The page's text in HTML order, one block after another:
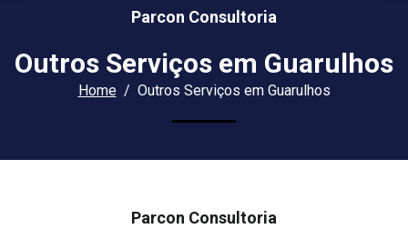
Parcon Consultoria
Outros Serviços em Guarulhos
Home Outros Serviços em Guarulhos
Parcon Consultoria